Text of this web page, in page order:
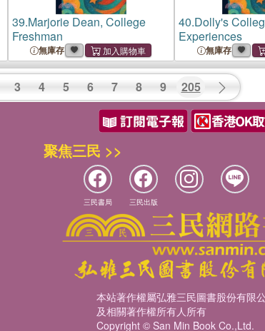
39.Marjorie Dean, College
Freshman
無庫存
40.Dolly's
Experiences
無庫存
3 4 5 6 7 8 9 205
聚焦三民 >>
三民書局 三民出版
本站著作權屬弘雅三民圖書股份有限
及相關著作權所有人所有
Copyright © San Min Book Co.,Ltd.